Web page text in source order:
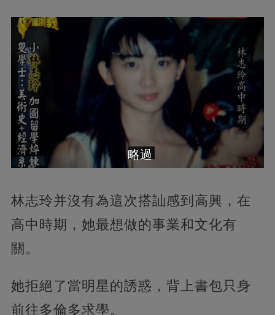
林志玲并沒有為這次搭訕感到高興，在
高中時期，她最想做的事業和文化有
關。
她拒絕了當明星的誘惑，背上書包只身
前往多倫多求學。
略過